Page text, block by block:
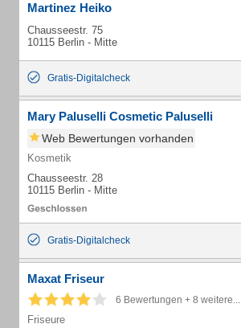
Martinez Heiko
Chausseestr. 75
10115 Berlin - Mitte
Gratis-Digitalcheck
Mary Paluselli Cosmetic Paluselli
Web Bewertungen vorhanden
Kosmetik
Chausseestr. 28
10115 Berlin - Mitte
Gratis-Digitalcheck
Maxat Friseur
6 Bewertungen + 8 weitere...
Friseure